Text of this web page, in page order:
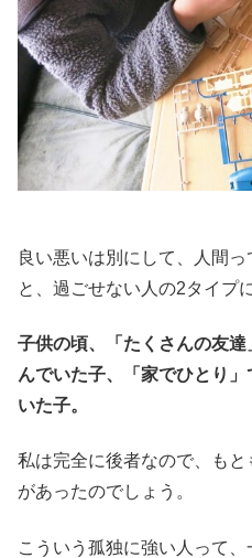
良い悪いは別にして、人間
と、過ごせない人の2タイプ
子供の頃、「たくさんの友
んでいた子、「家でひとり
いた子。
私は完全に後者なので、も
があったのでしょう。
こういう孤独に強い人って